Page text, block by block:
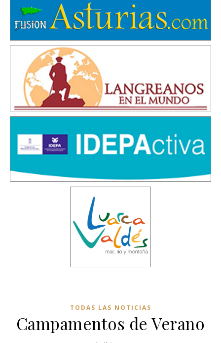
TODAS LAS NOTICIAS
Campamentos de Verano